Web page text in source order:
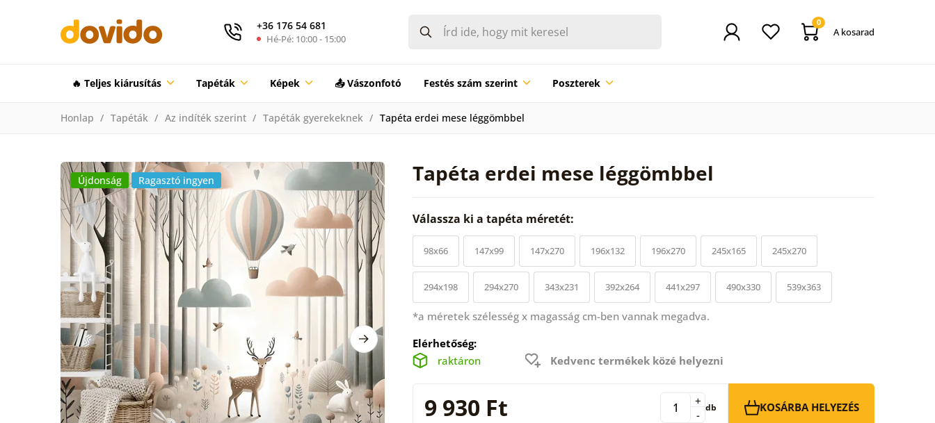
+36 176 54 681
Hé-Pé: 10:00 - 15:00
0
A kosarad
🔥 Teljes kiárusítás Tapéták Képek 📤 Vászonfotó Festés szám szerint Poszterek
Honlap Tapéták Az indíték szerint Tapéták gyerekeknek Tapéta erdei mese léggömbbel
Tapéta erdei mese léggömbbel
Újdonság Ragasztó ingyen
Válassza ki a tapéta méretét:
98x66 147x99 147x270 196x132 196x270 245x165 245x270
294x198 294x270 343x231 392x264 441x297 490x330 539x363
*a méretek szélesség x magasság cm-ben vannak megadva.
Elérhetőség:
raktáron
Kedvenc termékek közé helyezni
9 930 Ft -
+ db KOSÁRBA HELYEZÉS